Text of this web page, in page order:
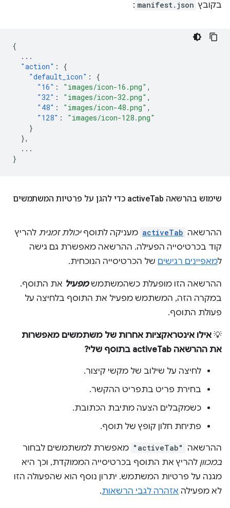
בקובץ manifest.json
:
{
...
"action" :
{
"default_icon" :
{
"16" : "images/icon-16.png" ,
"32" : "images/icon-32.png" ,
"48" : "images/icon-48.png" ,
"128" :
"images/icon-128.png"
}
},
...
}
שימוש בהרשאה active Tab כדי להגן על פרטיות המשתמשים
ההרשאה activeTab מעניקה לתוסףיכולת זמנית להריץ
קוד בכרטיסייה הפעילה. ההרשאה מאפשרת גם גישה
למאפיינים רגישים של הכרטיסייה הנוכחית.
ההרשאה הזו מופעלת כשהמשתמשמפעיל את התוסף.
במקרה הזה, המשתמש מפעיל את התוסף בלחיצה על
פעולת התוסף.
💡 אילו אינטראקציות אחרות של משתמשים מאפשרות
את ההרשאה activeTab בתוסף שלי?
לחיצה על שילוב של מקשי קיצור.
בחירת פריט בתפריט ההקשר.
כשמקבלים הצעה מתיבת הכתובת.
פתיחת חלון קופץ של תוסף.
ההרשאה "activeTab" מאפשרת למשתמשים לבחור
במכוון להריץ את התוסף בכרטיסייה הממוקדת, וכך היא
מגנה על פרטיות המשתמש. יתרון נוסף הוא שהפעולה הזו
לא מפעילה אזהרה לגבי הרשאות.